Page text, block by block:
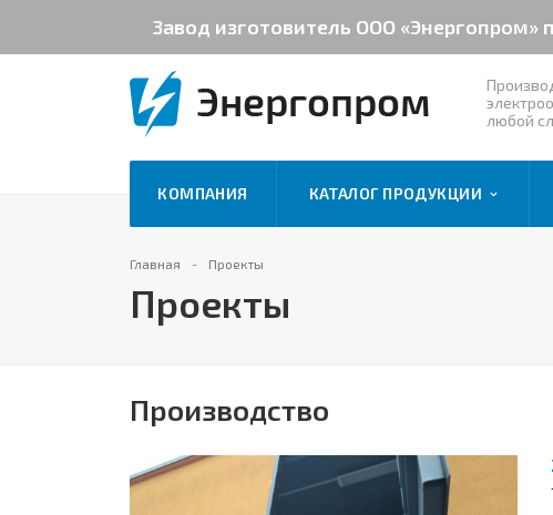
Завод изготовитель ООО
любой
КОМПАНИЯ КАТАЛОГ ПРОДУКЦИИ
Главная Проекты
Проекты
Производство